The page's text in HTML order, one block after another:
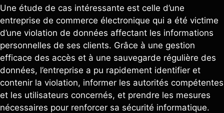
Une étude de cas intéressante est celle d’une
entreprise de commerce électronique qui a été victime
d’une violation de données affectant les informations
personnelles de ses clients. Grâce à une gestion
efficace des accès et à une sauvegarde régulière des
données, l’entreprise a pu rapidement identifier et
contenir la violation, informer les autorités compétentes
et les utilisateurs concernés, et prendre les mesures
nécessaires pour renforcer sa sécurité informatique.